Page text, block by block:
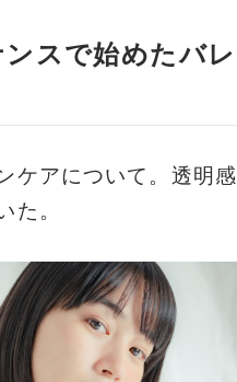
スで始めたバレ
ケアについて。透明感
た。